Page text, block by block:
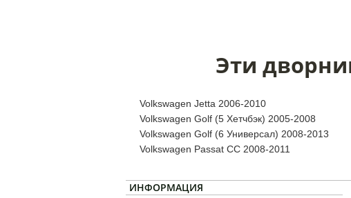
Эти
Volkswagen Jetta 2006-2010
Volkswagen Golf (5 Хетчбэк) 2005-2008
Volkswagen Golf (6 Универсал) 2008-2013
Volkswagen Passat CC 2008-2011
ИНФОРМАЦИЯ